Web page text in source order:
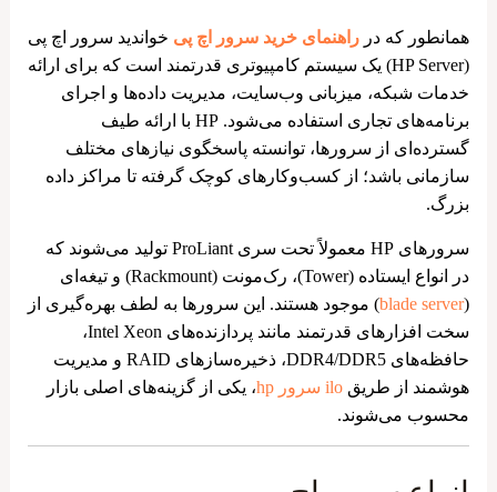
همانطور که در راهنمای خرید سرور اچ پی خواندید سرور اچ پی
(HP Server) یک سیستم کامپیوتری قدرتمند است که برای ارائه
خدمات شبکه، میزبانی وب‌سایت، مدیریت داده‌ها و اجرای
برنامه‌های تجاری استفاده می‌شود. HP با ارائه طیف
گسترده‌ای از سرورها، توانسته پاسخگوی نیازهای مختلف
سازمانی باشد؛ از کسب‌وکارهای کوچک گرفته تا مراکز داده
بزرگ.
سرورهای HP معمولاً تحت سری ProLiant تولید می‌شوند که
در انواع ایستاده (Tower)، رک‌مونت (Rackmount) و تیغه‌ای
(
blade server) موجود هستند. این سرورها به لطف بهره‌گیری از
سخت‌ افزارهای قدرتمند مانند پردازنده‌های Intel Xeon،
حافظه‌های DDR4/DDR5، ذخیره‌سازهای RAID و مدیریت
هوشمند از طریق ilo سرور hp
، یکی از گزینه‌های اصلی بازار
محسوب می‌شوند.